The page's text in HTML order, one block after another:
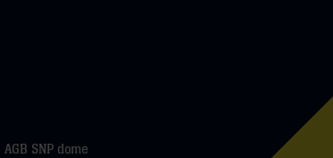
AGB SNP dome